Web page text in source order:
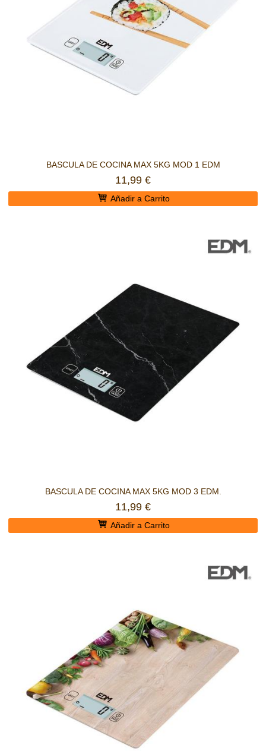
BASCULA DE COCINA MAX 5KG MOD 1 EDM
11,99 €
Añadir a Carrito
BASCULA DE COCINA MAX 5KG MOD 3 EDM.
11,99 €
Añadir a Carrito